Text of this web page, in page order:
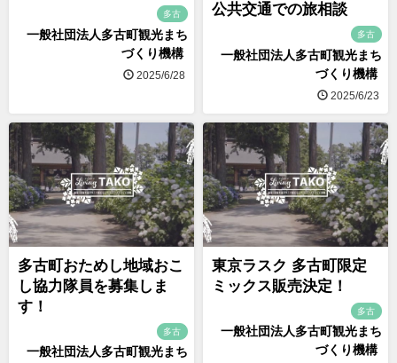
多古
一般社団法人多古町観光まち
づくり機構
2025/6/28
公共交通での旅相談
多古
一般社団法人多古町観光まち
づくり機構
2025/6/23
多古町おためし地域おこ
し協力隊員を募集しま
す！
多古
一般社団法人多古町観光まち
東京ラスク 多古町限定
ミックス販売決定！
多古
一般社団法人多古町観光まち
づくり機構